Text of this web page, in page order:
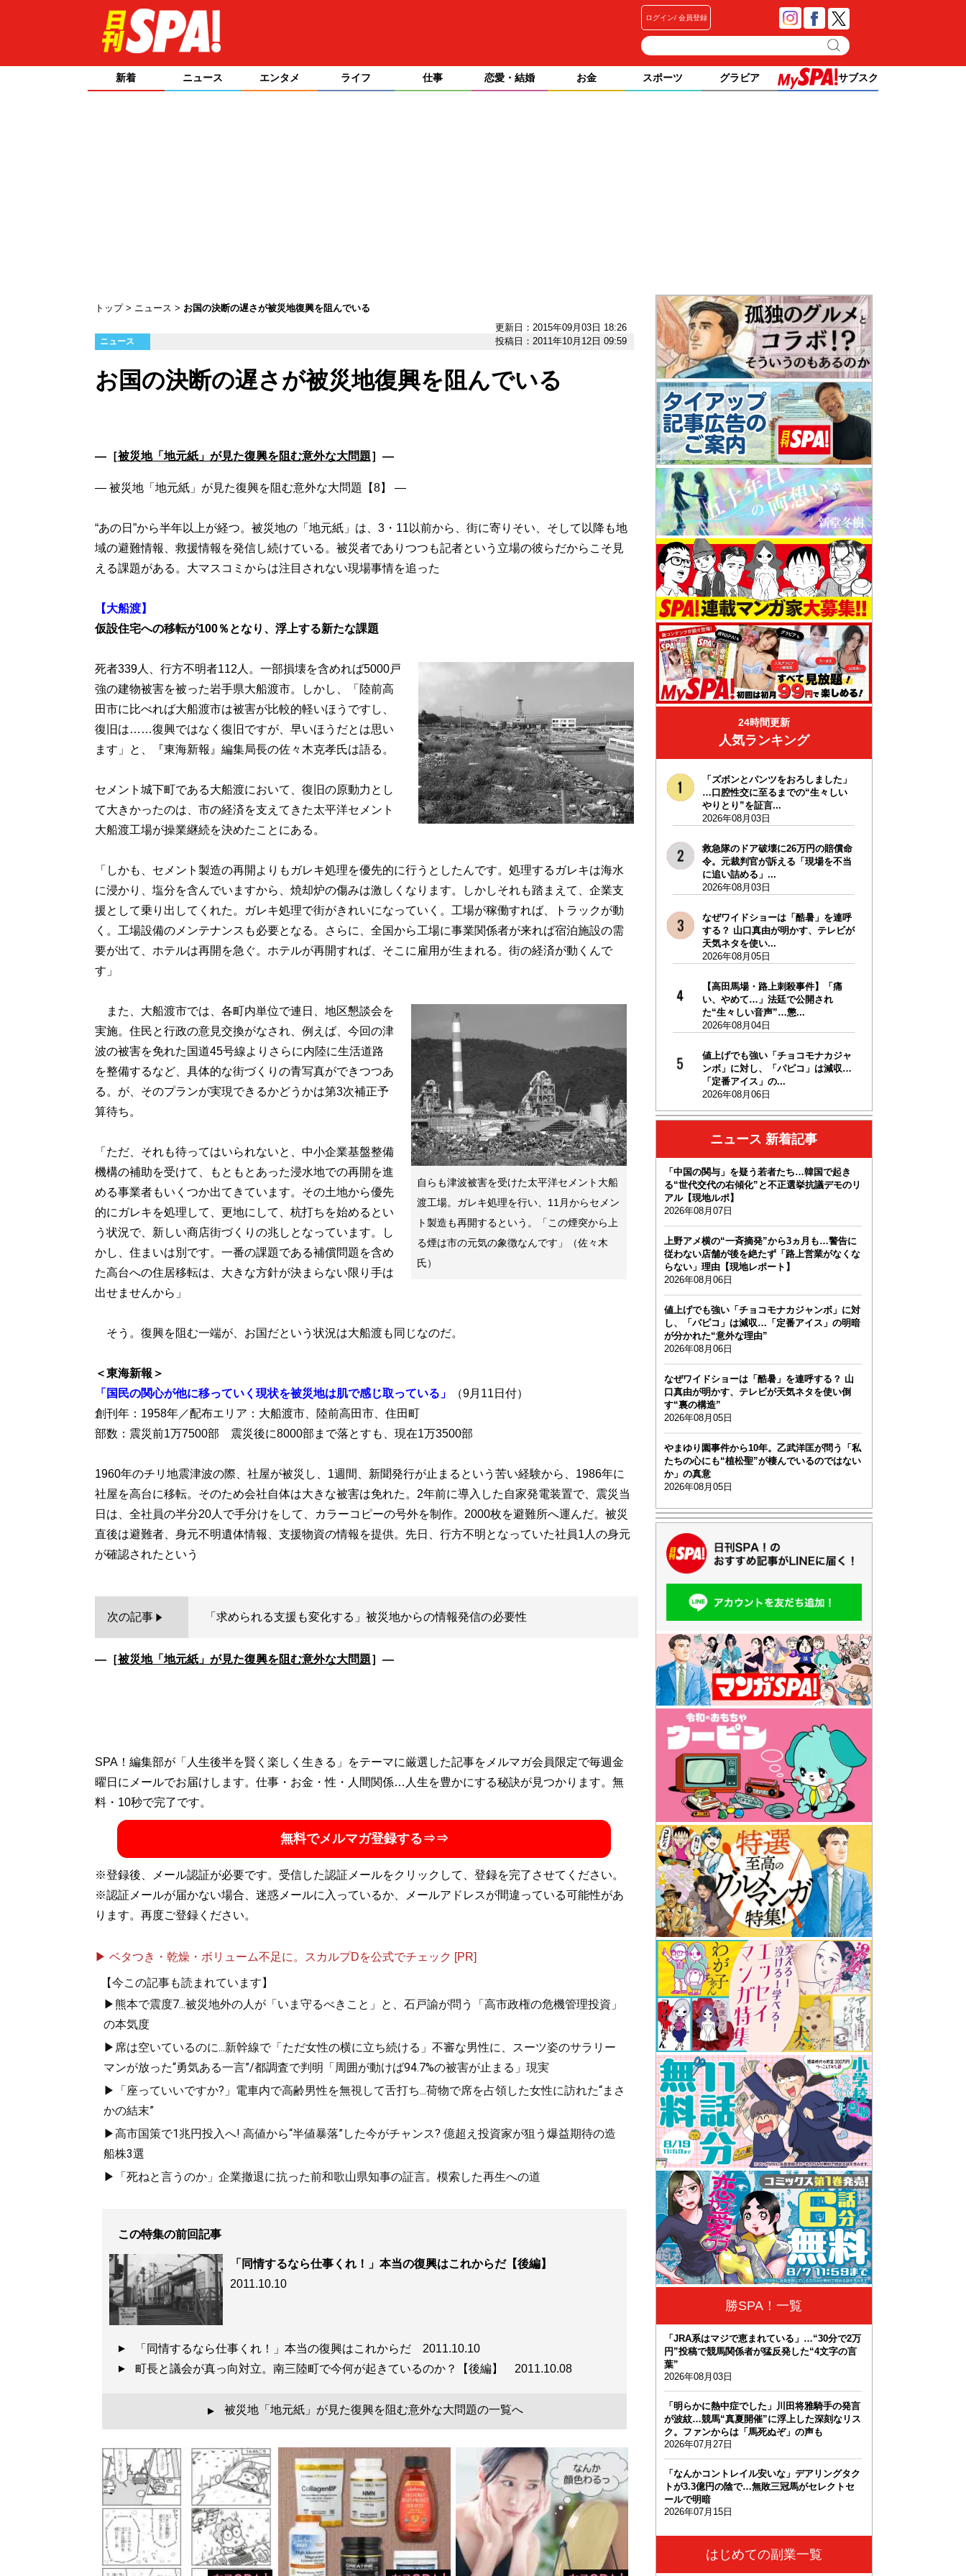
ログイン 会員登録
新着 ニュース エンタメ ライフ 仕事 恋愛・結婚 お金 スポーツ グラビア サブスク
トップ ニュース
お国の決断の遅さが被災地復興を阻んでいる
更新日：2015年09月03日 18:26
ニュース 投稿日：2011年10月12日 09:59
お国の決断の遅さが被災地復興を阻んでいる
―［被災地「地元紙」が見た復興を阻む意外な大問題］―
― 被災地「地元紙」が見た復興を阻む意外な大問題【8】 ―
“あの日”から半年以上が経つ。被災地の「地元紙」は、3・11以前から、街に寄りそい、そして以降も地
域の避難情報、救援情報を発信し続けている。被災者でありつつも記者という立場の彼らだからこそ見
える課題がある。大マスコミからは注目されない現場事情を追った
【大船渡】
仮設住宅への移転が100％となり、浮上する新たな課題
死者339人、行方不明者112人。一部損壊を含めれば5000戸
強の建物被害を被った岩手県大船渡市。しかし、「陸前高
田市に比べれば大船渡市は被害が比較的軽いほうですし、
復旧は……復興ではなく復旧ですが、早いほうだとは思い
ます」と、『東海新報』編集局長の佐々木克孝氏は語る。
セメント城下町である大船渡において、復旧の原動力とし
て大きかったのは、市の経済を支えてきた太平洋セメント
大船渡工場が操業継続を決めたことにある。
「しかも、セメント製造の再開よりもガレキ処理を優先的に行うとしたんです。処理するガレキは海水
に浸かり、塩分を含んでいますから、焼却炉の傷みは激しくなります。しかしそれも踏まえて、企業支
援として乗り出してくれた。ガレキ処理で街がきれいになっていく。工場が稼働すれば、トラックが動
く。工場設備のメンテナンスも必要となる。さらに、全国から工場に事業関係者が来れば宿泊施設の需
要が出て、ホテルは再開を急ぐ。ホテルが再開すれば、そこに雇用が生まれる。街の経済が動くんで
す」
自らも津波被害を受けた太平洋セメント大船
渡工場。ガレキ処理を行い、11月からセメン
ト製造も再開するという。「この煙突から上
る煙は市の元気の象徴なんです」（佐々木
氏）
また、大船渡市では、各町内単位で連日、地区懇談会を
実施。住民と行政の意見交換がなされ、例えば、今回の津
波の被害を免れた国道45号線よりさらに内陸に生活道路
を整備するなど、具体的な街づくりの青写真ができつつあ
る。が、そのプランが実現できるかどうかは第3次補正予
算待ち。
「ただ、それも待ってはいられないと、中小企業基盤整備
機構の補助を受けて、もともとあった浸水地での再開を進
める事業者もいくつか出てきています。その土地から優先
的にガレキを処理して、更地にして、杭打ちを始めるとい
う状況で、新しい商店街づくりの兆しとなっています。し
かし、住まいは別です。一番の課題である補償問題を含め
た高台への住居移転は、大きな方針が決まらない限り手は
出せませんから」
そう。復興を阻む一端が、お国だという状況は大船渡も同じなのだ。
＜東海新報＞
「国民の関心が他に移っていく現状を被災地は肌で感じ取っている」
（9月11日付）
創刊年：1958年／配布エリア：大船渡市、陸前高田市、住田町
部数：震災前1万7500部 震災後に8000部まで落とすも、現在1万3500部
1960年のチリ地震津波の際、社屋が被災し、1週間、新聞発行が止まるという苦い経験から、1986年に
社屋を高台に移転。そのため会社自体は大きな被害は免れた。2年前に導入した自家発電装置で、震災当
日は、全社員の半分20人で手分けをして、カラーコピーの号外を制作。2000枚を避難所へ運んだ。被災
直後は避難者、身元不明遺体情報、支援物資の情報を提供。先日、行方不明となっていた社員1人の身元
次の記事 「求められる支援も変化する」被災地からの情報発信の必要性
―［被災地「地元紙」が見た復興を阻む意外な大問題］―
SPA！編集部が「人生後半を賢く楽しく生きる」をテーマに厳選した記事をメルマガ会員限定で毎週金
曜日にメールでお届けします。仕事・お金・性・人間関係…人生を豊かにする秘訣が見つかります。無
料・10秒で完了です。
無料でメルマガ登録する⇒⇒
※登録後、メール認証が必要です。受信した認証メールをクリックして、登録を完了させてください。
※認証メールが届かない場合、迷惑メールに入っているか、メールアドレスが間違っている可能性があ
ります。再度ご登録ください。
▶ ベタつき・乾燥・ボリューム不足に。スカルプDを公式でチェック [PR]
【今この記事も読まれています】
▶熊本で震度7...被災地外の人が「いま守るべきこと」と、石戸諭が問う「高市政権の危機管理投資」
の本気度
▶席は空いているのに...新幹線で「ただ女性の横に立ち続ける」不審な男性に、スーツ姿のサラリー
マンが放った“勇気ある一言”/都調査で判明「周囲が動けば94.7%の被害が止まる」現実
▶「座っていいですか?」電車内で高齢男性を無視して舌打ち...荷物で席を占領した女性に訪れた“まさ
かの結末”
▶高市国策で1兆円投入へ! 高値から“半値暴落”した今がチャンス? 億超え投資家が狙う爆益期待の造
船株3選
▶「死ねと言うのか」企業撤退に抗った前和歌山県知事の証言。模索した再生への道
この特集の前回記事
「同情するなら仕事くれ！」本当の復興はこれからだ【後編】
2011.10.10
「同情するなら仕事くれ！」本当の復興はこれからだ 2011.10.10
町長と議会が真っ向対立。南三陸町で今何が起きているのか？【後編】 2011.10.08
▲ 被災地「地元紙」が見た復興を阻む意外な大問題の一覧へ
24時間更新
人気ランキング
「ズボンとパンツをおろしました」
…口腔性交に至るまでの“生々しい
やりとり”を証言...
2026年08月03日
救急隊のドア破壊に26万円の賠償命
令。元裁判官が訴える「現場を不当
に追い詰める」...
2026年08月03日
なぜワイドショーは「酷暑」を連呼
する？ 山口真由が明かす、テレビが
天気ネタを使い...
2026年08月05日
【高田馬場・路上刺殺事件】「痛
い、やめて…」法廷で公開され
た“生々しい音声”…懲...
2026年08月04日
値上げでも強い「チョコモナカジャ
ンボ」に対し、「パピコ」は減収…
「定番アイス」の...
2026年08月06日
ニュース 新着記事
「中国の関与」を疑う若者たち…韓国で起き
る“世代交代の右傾化”と不正選挙抗議デモのリ
アル【現地ルポ】
2026年08月07日
上野アメ横の“一斉摘発”から3ヵ月も…警告に
従わない店舗が後を絶たず「路上営業がなくな
らない」理由【現地レポート】
2026年08月06日
値上げでも強い「チョコモナカジャンボ」に対
し、「パピコ」は減収…「定番アイス」の明暗
が分かれた“意外な理由”
2026年08月06日
なぜワイドショーは「酷暑」を連呼する？ 山
口真由が明かす、テレビが天気ネタを使い倒
す“裏の構造”
2026年08月05日
やまゆり園事件から10年。乙武洋匡が問う「私
たちの心にも“植松聖”が棲んでいるのではない
か」の真意
2026年08月05日
勝SPA！一覧
「JRA系はマジで恵まれている」…“30分で2万
円”投稿で競馬関係者が猛反発した“4文字の言
葉”
2026年08月03日
「明らかに熱中症でした」川田将雅騎手の発言
が波紋…競馬“真夏開催”に浮上した深刻なリス
ク。ファンからは「馬死ぬぞ」の声も
2026年07月27日
「なんかコントレイル安いな」デアリングタク
トが3.3億円の陰で…無敗三冠馬がセレクトセ
ールで明暗
2026年07月15日
はじめての副業一覧